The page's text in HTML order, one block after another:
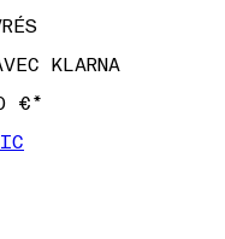
KLARNA
€*